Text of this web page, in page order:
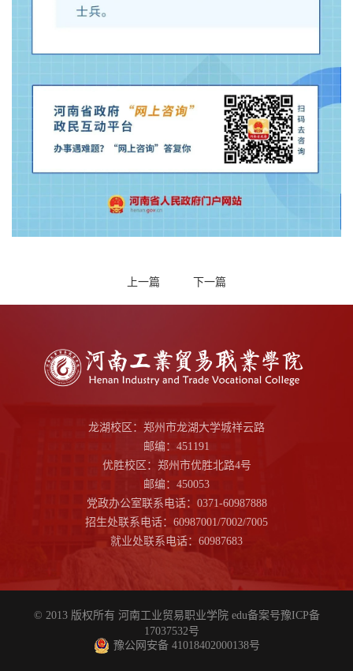
上一篇 下一篇
龙湖校区：郑州市龙湖大学城祥云路
邮编：451191
优胜校区：郑州市优胜北路4号
邮编：450053
党政办公室联系电话：0371-60987888
招生处联系电话：60987001/7002/7005
就业处联系电话：60987683
© 2013 版权所有 河南工业贸易职业学院 edu备案号豫ICP备
17037532号
豫公网安备 41018402000138号